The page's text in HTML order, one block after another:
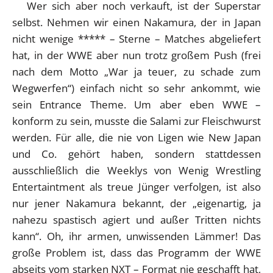
Wer sich aber noch verkauft, ist der Superstar
selbst. Nehmen wir einen Nakamura, der in Japan
nicht wenige ***** – Sterne – Matches abgeliefert
hat, in der WWE aber nun trotz großem Push (frei
nach dem Motto „War ja teuer, zu schade zum
Wegwerfen“) einfach nicht so sehr ankommt, wie
sein Entrance Theme. Um aber eben WWE –
konform zu sein, musste die Salami zur Fleischwurst
werden. Für alle, die nie von Ligen wie New Japan
und Co. gehört haben, sondern stattdessen
ausschließlich die Weeklys von Wenig Wrestling
Entertaintment als treue Jünger verfolgen, ist also
nur jener Nakamura bekannt, der „eigenartig, ja
nahezu spastisch agiert und außer Tritten nichts
kann“. Oh, ihr armen, unwissenden Lämmer! Das
große Problem ist, dass das Programm der WWE
abseits vom starken NXT – Format nie geschafft hat,